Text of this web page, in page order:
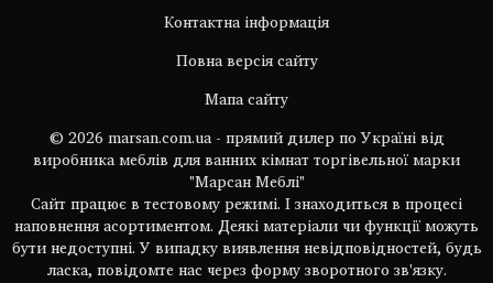
Контактна інформація
Повна версія сайту
Мапа сайту
© 2026 marsan.com.ua - прямий дилер по Україні від
виробника меблів для ванних кімнат торгівельної марки
"Марсан Меблі"
Сайт працює в тестовому режимі. І знаходиться в процесі
наповнення асортиментом. Деякі матеріали чи функції можуть
бути недоступні. У випадку виявлення невідповідностей, будь
ласка, повідомте нас через форму зворотного зв'язку.